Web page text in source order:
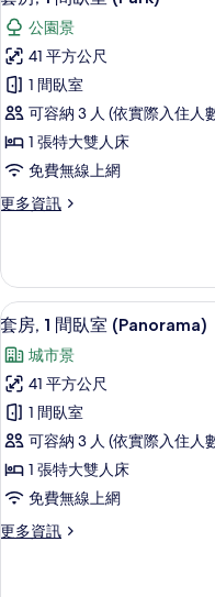
(Panorama)
的
所
有
相
片
特
大
雙
人
床
(Panorama)
的
詳
示
套
房,
間
臥
室
(Park)
有
相
片
公園景
41 平方公尺
1 間臥室
可容納 3 人 (依實際入住人
1 張特大雙人床
免費無線上網
更多資訊
更
1
間
臥
(Park)
的
詳
情
顯
示
套
房,
間
臥
室
(Panorama)
9
套房, 1 間臥室 (Panorama)
城市景
41 平方公尺
1 間臥室
可容納 3 人 (依實際入住人
1 張特大雙人床
免費無線上網
更多資訊
更